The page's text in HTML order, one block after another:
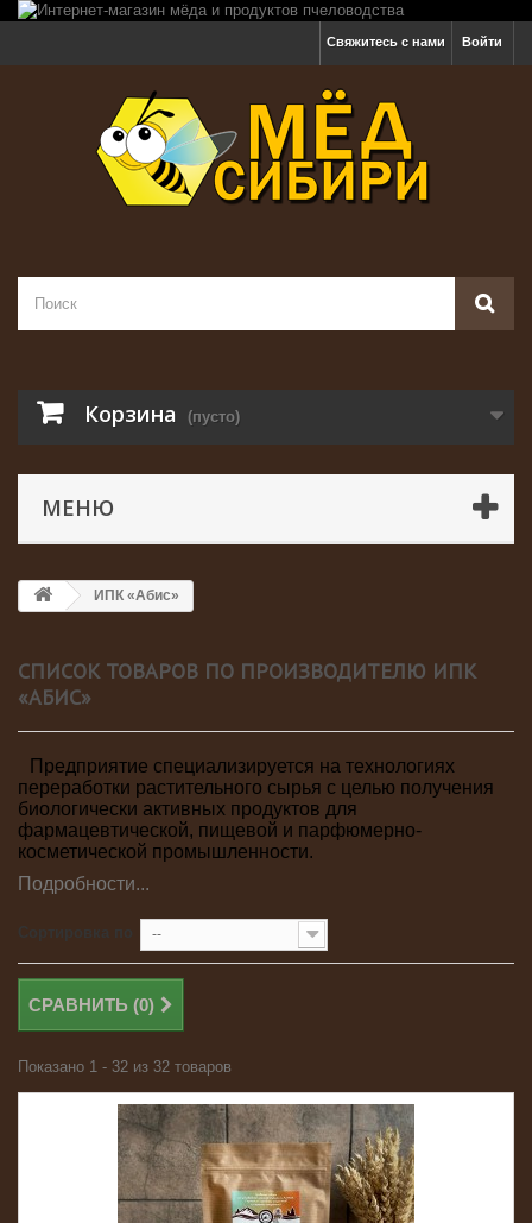
Войти
Свяжитесь с нами
Корзина (пусто)
МЕНЮ
ИПК «Абис»
СПИСОК ТОВАРОВ ПО ПРОИЗВОДИТЕЛЮ ИПК
«АБИС»
Предприятие специализируется на технологиях
переработки растительного сырья с целью получения
биологически активных продуктов для
фармацевтической, пищевой и парфюмерно-
косметической промышленности.
Подробности...
--
СРАВНИТЬ (0)
Показано 1 - 32 из 32 товаров